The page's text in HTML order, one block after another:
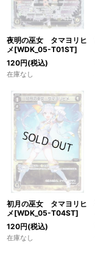
夜明の巫女 タマヨリヒ
メ[WDK_05-T01ST]
120円(税込)
在庫なし
初月の巫女 タマヨリヒ
メ[WDK_05-T04ST]
120円(税込)
在庫なし